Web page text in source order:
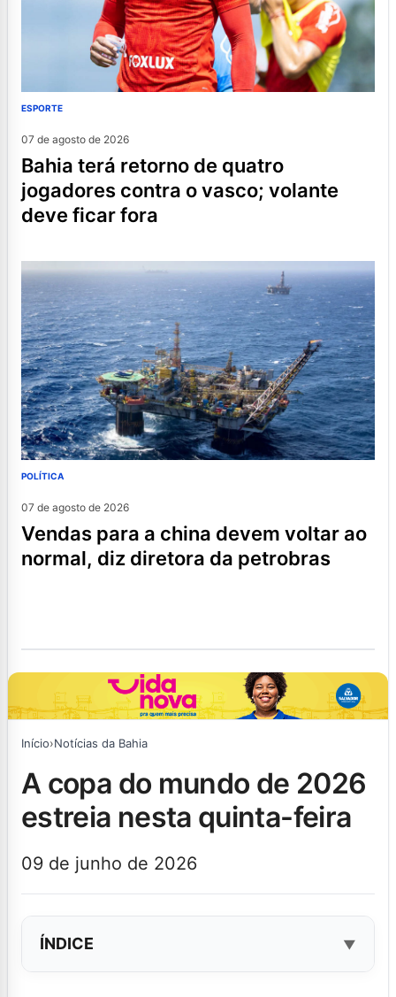
ESPORTE
07 de agosto de 2026
bahia terá retorno de quatro
jogadores contra o vasco; volante
deve ficar fora
POLÍTICA
07 de agosto de 2026
vendas para a china devem voltar ao
normal, diz diretora da petrobras
Início›Notícias da Bahia
a copa do mundo de 2026
estreia nesta quinta-feira
09 de junho de 2026
ÍNDICE